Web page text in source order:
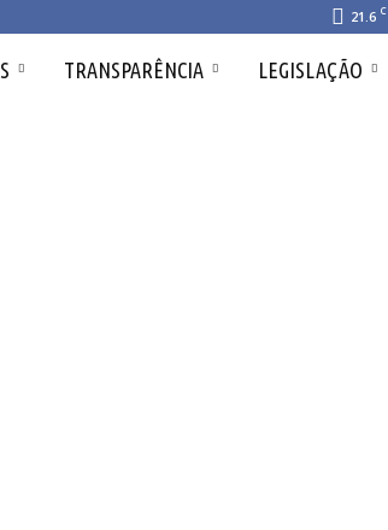
21.6 C
TRANSPARÊNCIA LEGISLAÇÃO